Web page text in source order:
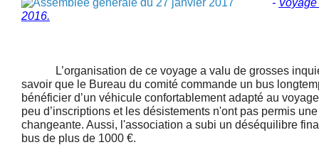
- Voyage
2016.
L’organisation de ce voyage a valu de grosses
savoir que le Bureau du comité commande un bus
bénéficier d’un véhicule confortablement adapté au
peu d’inscriptions et les désistements n'ont pas permis
changeante. Aussi, l'association a subi un déséquilibre
bus de plus de 1000 €.